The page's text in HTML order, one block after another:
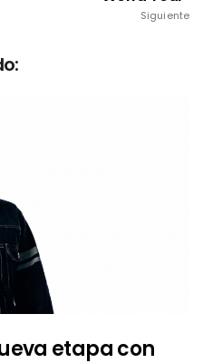
Siguiente
etapa con